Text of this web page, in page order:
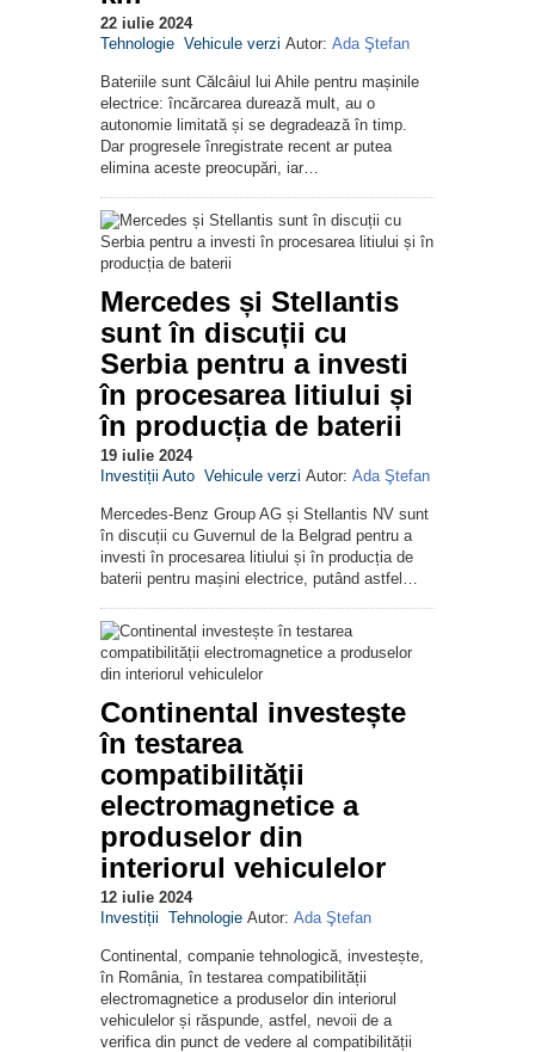
22 iulie 2024
Tehnologie Vehicule verzi Autor: Ada Ştefan
Bateriile sunt Călcâiul lui Ahile pentru mașinile
electrice: încărcarea durează mult, au o
autonomie limitată și se degradează în timp.
Dar progresele înregistrate recent ar putea
elimina aceste preocupări, iar…
Mercedes și Stellantis
sunt în discuții cu
Serbia pentru a investi
în procesarea litiului și
în producția de baterii
19 iulie 2024
Investiții Auto Vehicule verzi Autor: Ada Ştefan
Mercedes-Benz Group AG și Stellantis NV sunt
în discuții cu Guvernul de la Belgrad pentru a
investi în procesarea litiului și în producția de
baterii pentru mașini electrice, putând astfel…
Continental investește
în testarea
compatibilității
electromagnetice a
produselor din
interiorul vehiculelor
12 iulie 2024
Investiții Tehnologie Autor: Ada Ştefan
Continental, companie tehnologică, investește,
în România, în testarea compatibilității
electromagnetice a produselor din interiorul
vehiculelor și răspunde, astfel, nevoii de a
verifica din punct de vedere al compatibilității